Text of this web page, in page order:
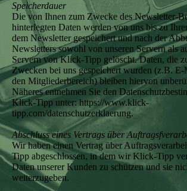
Speicherdauer
Die von Ihnen zum Zwecke des Newsletter-
hinterlegten Daten werden von uns bis zu
dem Newsletter gespeichert und nach der
Newsletters sowohl von unseren Servern als
Servern von Klick-Tipp gelöscht. Daten, die
Zwecken bei uns gespeichert wurden (z.B.
den Mitgliederbereich) bleiben hiervon
Näheres entnehmen Sie den
Klick-Tipp unter: https://www.klick-
tipp.com/datenschutzerklaerung.
Abschluss eines Vertrags über
Wir haben einen Vertrag über
Tipp abgeschlossen, in dem wir Klick-Tipp
Daten unserer Kunden zu schützen und sie
weiterzugeben.